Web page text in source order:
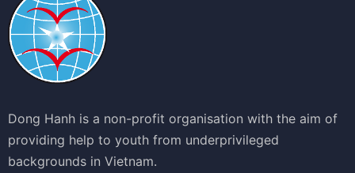
Dong Hanh is a non-profit organisation with the aim of
providing help to youth from underprivileged
backgrounds in Vietnam.